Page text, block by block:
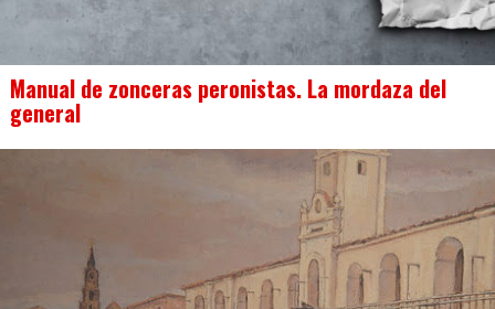
Manual de zonceras peronistas. La mordaza del
general